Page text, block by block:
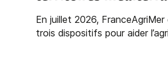
En juillet 2026, FranceAgriMer
trois dispositifs pour aider